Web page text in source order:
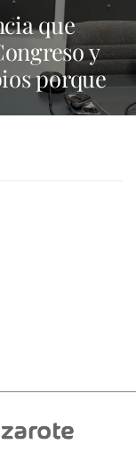
que
y
porque
un fiesta